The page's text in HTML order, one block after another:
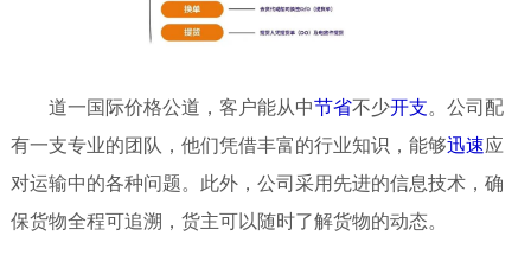
道一国际价格公道，客户能从中节省不少开支。公司配
有一支专业的团队，他们凭借丰富的行业知识，能够迅速应
对运输中的各种问题。此外，公司采用先进的信息技术，确
保货物全程可追溯，货主可以随时了解货物的动态。